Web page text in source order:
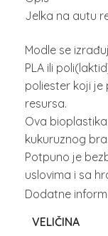
Jelka na autu
Modle se
PLA ili
poliester koji je
resursa.
Ova
kukuruznog
Potpuno je
uslovima i sa
Modle prati
Temperature
Dodatne
VELIČINA